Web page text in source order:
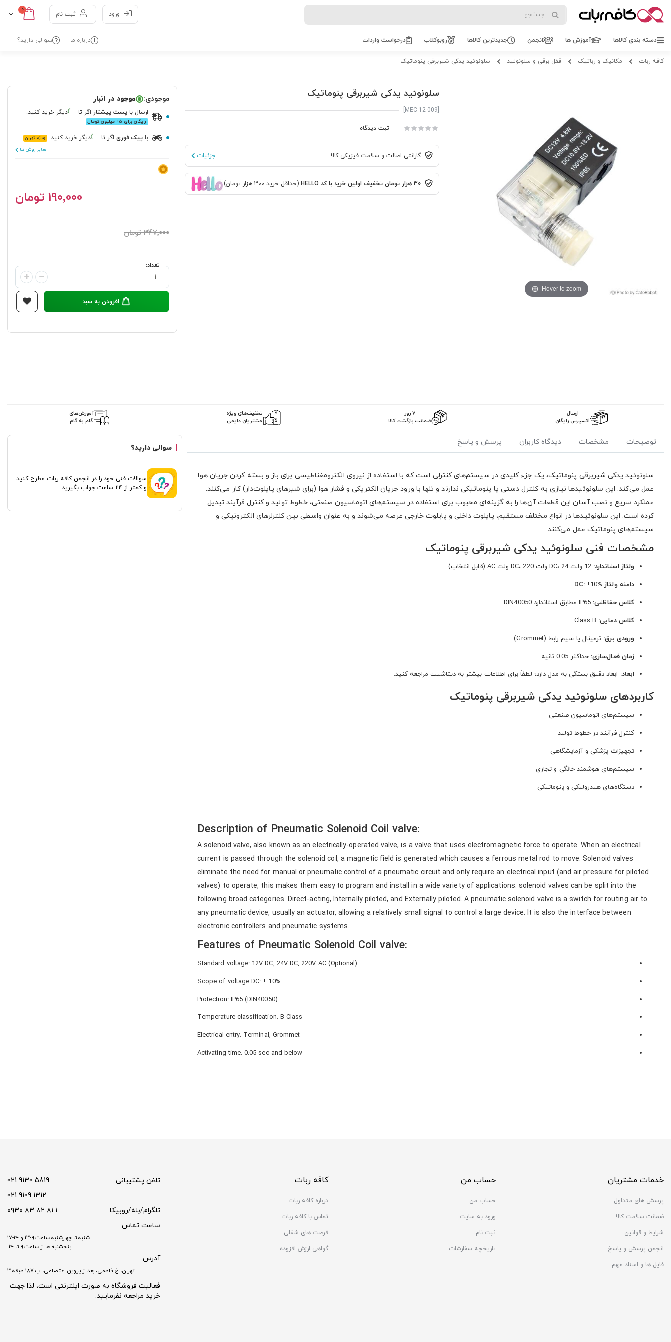
Cart0
Skip
to
ورود ثبت نام
دسته بندی کالاها آموزش ها انجمن جدیدترین کالاها روبوکلاب درخواست واردات سوالی دارید؟ درباره ما
کافه ربات مکانیک و رباتیک قفل برقی و سلونوئید سلونوئید یدکی شیربرقی پنوماتیک
Hover to zoom
سلونوئید یدکی شیربرقی پنوماتیک
[MEC-12-009]
ثبت دیدگاه
گارانتی اصالت و سلامت فیزیکی کالا جزئیات
30 هزار تومان تخفیف اولین خرید با کد HELLO (حداقل خرید 300 هزار تومان)
موجودی: موجود در انبار
ارسال با پست پیشتاز اگر تا دیگر خرید کنید.
رایگان برای ۵+ میلیون تومان
با پیک فوری اگر تا دیگر خرید کنید.
ویژه تهران
سایر روش ها
‎190٬000 تومان
‎347٬000 تومان
تعداد:
افزودن به سبد
ارسال
اکسپرس رایگان
۷ روز
ضمانت بازگشت کالا
تخفیف‌های ویژه
مشتریان دایمی
آموزش‌های
گام به گام
سوالی دارید؟
سوالات فنی خود را در انجمن کافه ربات مطرح کنید
و کمتر از ۲۴ ساعت جواب بگیرید.
توضیحات
سلونوئید یدکی شیربرقی پنوماتیک، یک جزء کلیدی در سیستم‌های کنترلی است که با استفاده از نیروی الکترومغناطیسی برای باز و بسته کردن جریان هوا
عمل می‌کند. این سلونوئیدها نیازی به کنترل دستی یا پنوماتیکی ندارند و تنها با ورود جریان الکتریکی و فشار هوا (برای شیرهای پایلوت‌دار) کار می‌کنند.
عملکرد سریع و نصب آسان این قطعات آن‌ها را به گزینه‌ای محبوب برای استفاده در سیستم‌های اتوماسیون صنعتی، خطوط تولید و کنترل فرآیند تبدیل
کرده است. این سلونوئیدها در انواع مختلف مستقیم، پایلوت داخلی و پایلوت خارجی عرضه می‌شوند و به عنوان واسطی بین کنترلرهای الکترونیکی و
سیستم‌های پنوماتیک عمل می‌کنند.
مشخصات فنی سلونوئید یدکی شیربرقی پنوماتیک
ولتاژ استاندارد: 12 ولت DC، 24 ولت DC، 220 ولت AC (قابل انتخاب)
دامنه ولتاژ DC: ±10%
کلاس حفاظتی:
کلاس دمایی:
ورودی برق: ترمینال یا سیم رابط (Grommet)
زمان فعال‌سازی: حداکثر 0.05 ثانیه
ابعاد: ابعاد دقیق بستگی به مدل دارد؛ لطفاً برای اطلاعات بیشتر به دیتاشیت مراجعه کنید.
کاربردهای سلونوئید یدکی شیربرقی پنوماتیک
سیستم‌های اتوماسیون صنعتی
کنترل فرآیند در خطوط تولید
تجهیزات پزشکی و آزمایشگاهی
سیستم‌های هوشمند خانگی و تجاری
دستگاه‌های هیدرولیکی و پنوماتیکی
Description of Pneumatic Solenoid Coil valve:
A solenoid valve, also known as an electrically-operated valve, is a valve that uses electromagnetic force to operate. When an electrical
current is passed through the solenoid coil, a magnetic field is generated which causes a ferrous metal rod to move. Solenoid valves
eliminate the need for manual or pneumatic control of a pneumatic circuit and only require an electrical input (and air pressure for piloted
valves) to operate, this makes them easy to program and install in a wide variety of applications. solenoid valves can be split into the
following broad categories: Direct-acting, Internally piloted, and Externally piloted. A pneumatic solenoid valve is a switch for routing air to
any pneumatic device, usually an actuator, allowing a relatively small signal to control a large device. It is also the interface between
electronic controllers and pneumatic systems.
Features of Pneumatic Solenoid Coil valve:
Standard voltage: 12V DC, 24V DC, 220V AC (Optional)
Scope of voltage DC: ± 10%
Protection: IP65 (DIN40050)
Temperature classification: B Class
Electrical entry: Terminal, Grommet
Activating time: 0.05 sec and below
مشخصات دیدگاه کاربران پرسش و پاسخ
خدمات مشتریان
پرسش های متداول
ضمانت سلامت کالا
شرایط و قوانین
انجمن پرسش و پاسخ
فایل ها و اسناد مهم
حساب من
حساب من
ورود به سایت
ثبت نام
تاریخچه سفارشات
کافه ربات
درباره کافه ربات
تماس با کافه ربات
فرصت های شغلی
گواهی ارزش افزوده
تلفن پشتیبانی:
5819 9130 021
1312 9109 021
تلگرام/بله/روبیکا:
۱ ۸۱ ۸۲ ۸۳ ۰۹۳۰
ساعت تماس:
شنبه تا چهارشنبه ساعت ۹-۱۳ و ۱۴-۱۷
پنجشنبه ها از ساعت ۹ تا ۱۴
آدرس:
تهران، خ فاطمی، بعد از پروین اعتصامی، پ 187 طبقه 3
فعالیت فروشگاه به صورت اینترنتی است، لذا جهت
خرید مراجعه نفرمایید.